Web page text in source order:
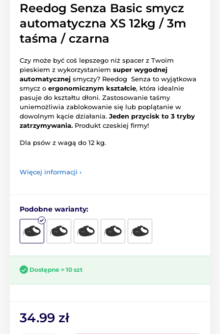
Reedog Senza Basic smycz
automatyczna XS 12kg / 3m
taśma / czarna
Czy może być coś lepszego niż spacer z Twoim
pieskiem z wykorzystaniem super wygodnej
automatycznej smyczy? Reedog Senza to wyjątkowa
smycz o ergonomicznym kształcie, która idealnie
pasuje do kształtu dłoni. Zastosowanie taśmy
uniemożliwia zablokowanie się lub poplątanie w
dowolnym kącie działania. Jeden przycisk to 3 tryby
zatrzymywania. Produkt czeskiej firmy!
Dla psów z wagą do 12 kg.
Więcej informacji ›
Podobne warianty:
Dostępne > 10 szt
34.99 zł